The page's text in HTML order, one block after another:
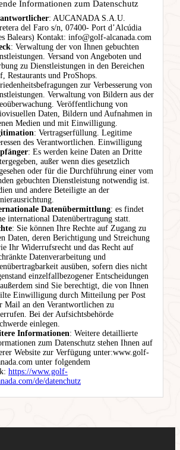
Informationen zum Datenschutz
: AUCANADA S.A.U.
del Faro s/n, 07400- Port d’Alcúdia
Balears) Kontakt: info@golf-alcanada.com
: Verwaltung der von Ihnen gebuchten
Versand von Angeboten und
zu Dienstleistungen in den Bereichen
Restaurants und ProShops.
zur Verbesserung von
Verwaltung von Bildern aus der
Veröffentlichung von
Daten, Bildern und Aufnahmen in
Medien und mit Einwilligung.
: Vertragserfüllung. Legitime
des Verantwortlichen. Einwilligung
: Es werden keine Daten an Dritte
außer wenn dies gesetzlich
oder für die Durchführung einer vom
gebuchten Dienstleistung notwendig ist.
und andere Beteiligte an der
Datenübermittlung: es findet
international Datenübertragung statt.
: Sie können Ihre Rechte auf Zugang zu
Daten, deren Berichtigung und Streichung
Ihr Widerrufsrecht und das Recht auf
Datenverarbeitung und
ausüben, sofern dies nicht
einzelfallbezogener Entscheidungen
sind Sie berechtigt, die von Ihnen
Einwilligung durch Mitteilung per Post
Mail an den Verantwortlichen zu
Bei der Aufsichtsbehörde
einlegen.
Informationen: Weitere detaillierte
zum Datenschutz stehen Ihnen auf
Website zur Verfügung unter:www.golf-
unter folgendem
https://www.golf-
de/datenchutz